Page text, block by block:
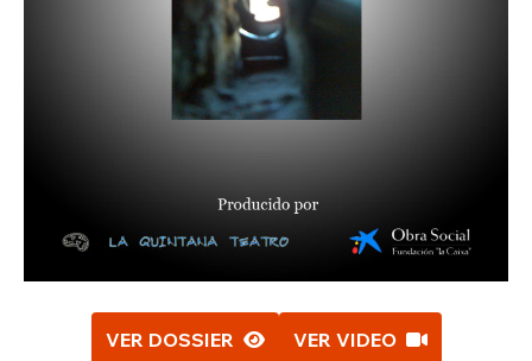
VER DOSSIER VER VIDEO